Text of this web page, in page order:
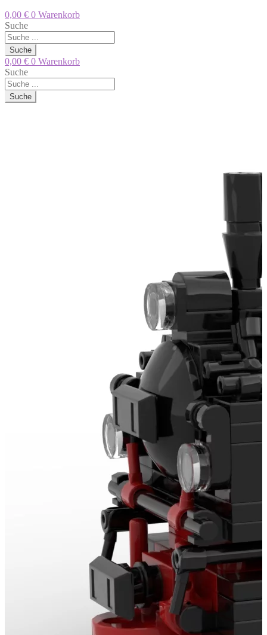
0,00 € 0 Warenkorb
Suche
Suche
0,00 € 0 Warenkorb
Suche
Suche